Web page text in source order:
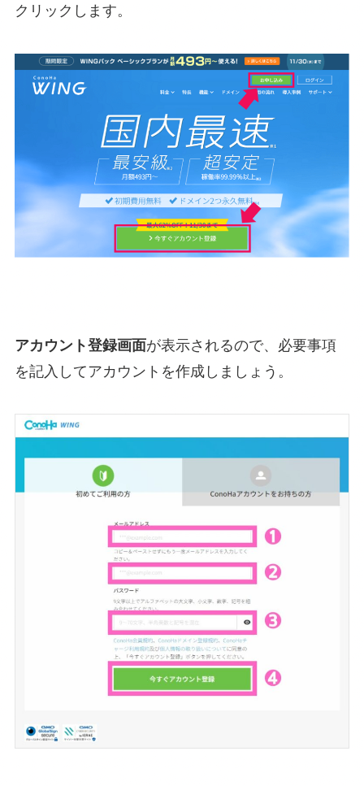
クリックします。
アカウント登録画面が表示されるので、必要事項
を記入してアカウントを作成しましょう。